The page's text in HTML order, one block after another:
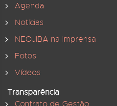
Agenda
Notícias
NEOJIBA na imprensa
Fotos
Vídeos
Transparência
Contrato de Gestão